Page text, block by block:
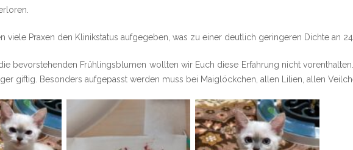
viele Praxen den Klinikstatus aufgegeben, was zu einer deutlich geringeren Dichte an
bevorstehenden Frühlingsblumen wollten wir Euch diese Erfahrung nicht
giftig. Besonders aufgepasst werden muss bei Maiglöckchen, allen Lilien, allen